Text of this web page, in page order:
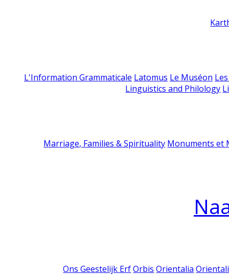
L'Information Grammaticale Latomus Le Muséon
Linguistics and Philology
Marriage, Families & Spirituality Monuments et
Ons Geestelijk Erf Orbis Orientalia